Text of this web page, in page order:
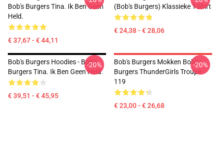
Bob's Burgers Tina. Ik Ben Geen
Held.
€ 37,67 - € 44,11
(Bob's Burgers) Klassieke T-Shirt
€ 24,38 - € 28,06
Bob's Burgers Hoodies - Bob's
Burgers Tina. Ik Ben Geen Held.
€ 39,51 - € 45,95
-20%
Bob's Burgers Mokken Bob's
Burgers ThunderGirls Troupe
119
€ 23,00 - € 26,68
-20%